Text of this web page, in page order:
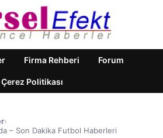
Firma Rehberi Forum
Çerez Politikası
›
– Son Dakika Futbol Haberleri